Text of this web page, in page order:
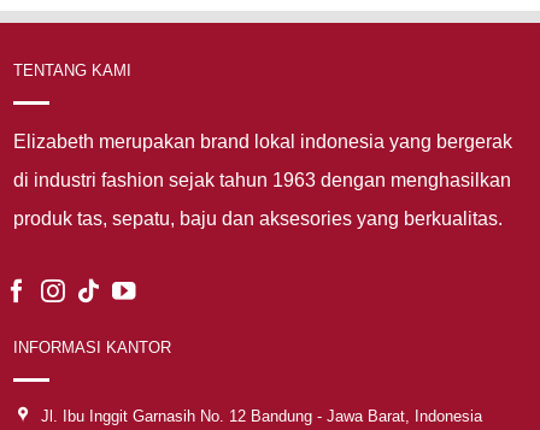
TENTANG KAMI
Elizabeth merupakan brand lokal indonesia yang bergerak
di industri fashion sejak tahun 1963 dengan menghasilkan
produk tas, sepatu, baju dan aksesories yang berkualitas.
INFORMASI KANTOR
Jl. Ibu Inggit Garnasih No. 12 Bandung - Jawa Barat, Indonesia